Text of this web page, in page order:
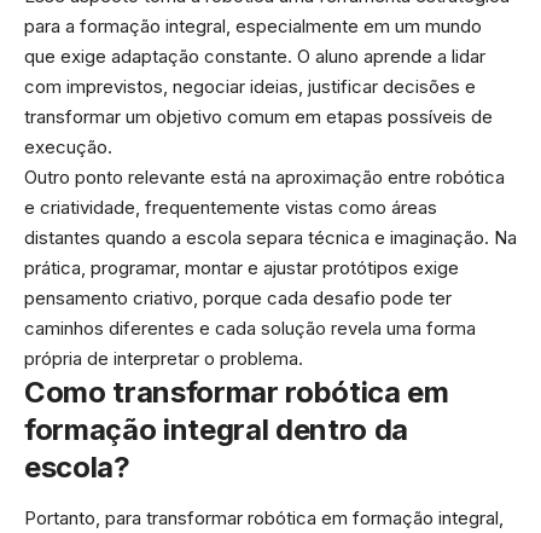
para a formação integral, especialmente em um mundo
que exige adaptação constante. O aluno aprende a lidar
com imprevistos, negociar ideias, justificar decisões e
transformar um objetivo comum em etapas possíveis de
execução.
Outro ponto relevante está na aproximação entre robótica
e criatividade, frequentemente vistas como áreas
distantes quando a escola separa técnica e imaginação. Na
prática, programar, montar e ajustar protótipos exige
pensamento criativo, porque cada desafio pode ter
caminhos diferentes e cada solução revela uma forma
própria de interpretar o problema.
Como transformar robótica em
formação integral dentro da
escola?
Portanto, para transformar robótica em formação integral,